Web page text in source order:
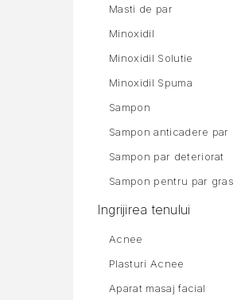
Masti de par
Minoxidil
Minoxidil Solutie
Minoxidil Spuma
Sampon
Sampon anticadere par
Sampon par deteriorat
Sampon pentru par gras
Ingrijirea tenului
Acnee
Plasturi Acnee
Aparat masaj facial